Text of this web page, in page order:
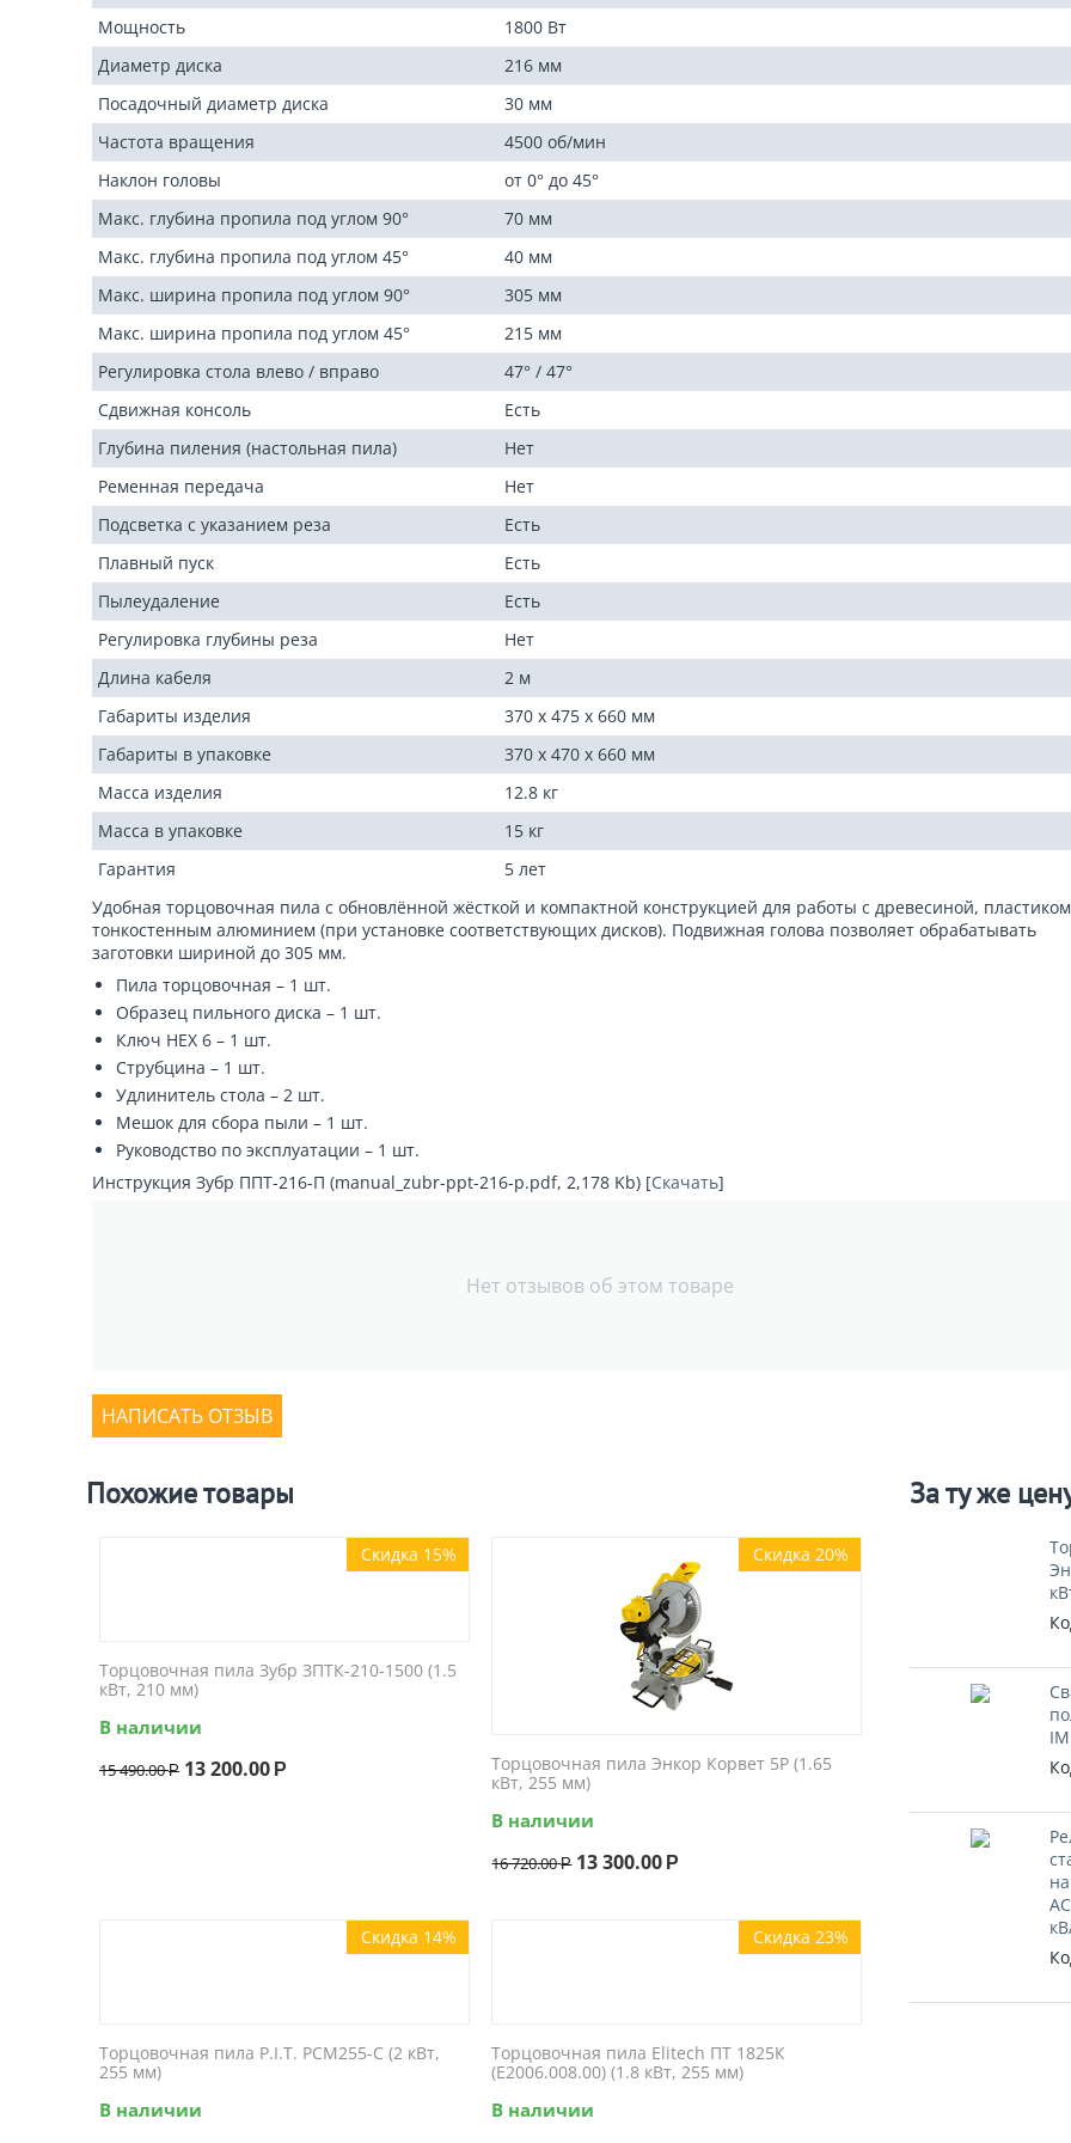
Мощность
1800 Вт
Диаметр диска
216 мм
Посадочный диаметр диска
30 мм
Частота вращения
4500 об/мин
Наклон головы
от 0° до 45°
Макс. глубина пропила под углом 90°
70 мм
Макс. глубина пропила под углом 45°
40 мм
Макс. ширина пропила под углом 90°
305 мм
Макс. ширина пропила под углом 45°
215 мм
Регулировка стола влево / вправо
47° / 47°
Сдвижная консоль
Есть
Глубина пиления (настольная пила)
Нет
Ременная передача
Нет
Подсветка с указанием реза
Есть
Плавный пуск
Есть
Пылеудаление
Есть
Регулировка глубины реза
Нет
Длина кабеля
2 м
Габариты изделия
370 x 475 x 660 мм
Габариты в упаковке
370 x 470 x 660 мм
Масса изделия
12.8 кг
Масса в упаковке
15 кг
Гарантия
5 лет
Удобная торцовочная пила с обновлённой жёсткой и компактной конструкцией для работы с древесиной,
тонкостенным алюминием (при установке соответствующих дисков). Подвижная голова позволяет обрабатывать
заготовки шириной до 305 мм.
Пила торцовочная – 1 шт.
Образец пильного диска – 1 шт.
Ключ HEX 6 – 1 шт.
Струбцина – 1 шт.
Удлинитель стола – 2 шт.
Мешок для сбора пыли – 1 шт.
Руководство по эксплуатации – 1 шт.
Инструкция Зубр ППТ-216-П (manual_zubr-ppt-216-p.pdf, 2,178 Kb) [Скачать]
Нет отзывов об этом товаре
НАПИСАТЬ ОТЗЫВ
Похожие товары
Скидка 15%
Торцовочная пила Зубр ЗПТК-210-1500 (1.5
кВт, 210 мм)
В наличии
15 490.00 Р 13 200.00 Р
Скидка 20%
Торцовочная пила Энкор Корвет 5Р (1.65
кВт, 255 мм)
В наличии
16 720.00 Р 13 300.00 Р
Скидка 14%
Торцовочная пила P.I.T. PCM255-C (2 кВт,
255 мм)
В наличии
Скидка 23%
Торцовочная пила Elitech ПТ 1825К
(E2006.008.00) (1.8 кВт, 255 мм)
В наличии
За ту же